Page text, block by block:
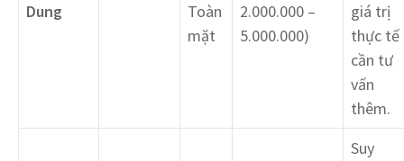
Dung
Toàn
mặt
2.000.000 –
5.000.000)
giá trị
thực tế
cần tư
vấn
thêm.
Suy